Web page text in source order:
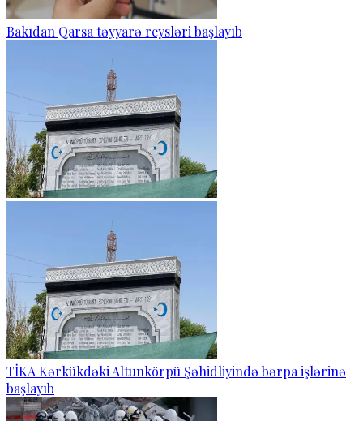
Bakıdan Qarsa təyyarə reysləri başlayıb
TİKA Kərkükdəki Altunkörpü Şəhidliyində bərpa işlərinə
başlayıb